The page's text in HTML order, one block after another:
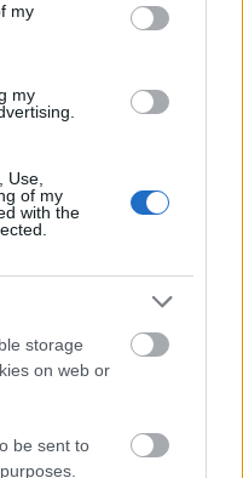
my
my
Use,
of my
with the
storage
on web or
be sent to
31.05.2024
ως η πιο
από